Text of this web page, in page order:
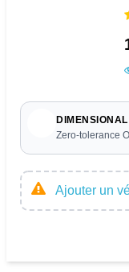
Zero-tolerance
Ajouter un